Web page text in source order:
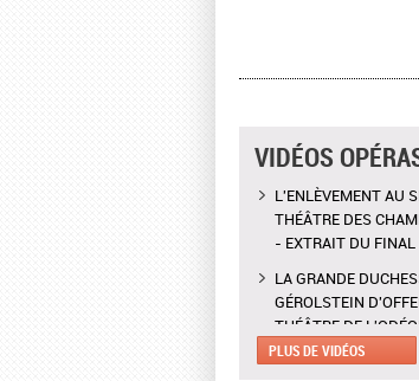
VIDÉOS
L'ENLÈVEMENT AU
THÉÂTRE DES
- EXTRAIT DU FINAL
LA GRANDE
GÉROLSTEIN
THÉÂTRE DE
MARSEILLE -
PLUS DE VIDÉOS